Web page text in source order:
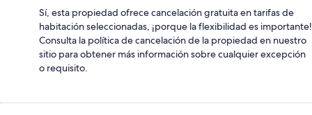
Sí, esta propiedad ofrece cancelación gratuita en tarifas de
habitación seleccionadas, ¡porque la flexibilidad es importante!
Consulta la política de cancelación de la propiedad en nuestro
sitio para obtener más información sobre cualquier excepción
o requisito.